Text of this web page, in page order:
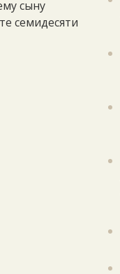
сыну
семидесяти